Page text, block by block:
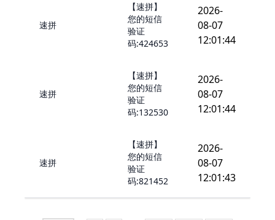
速拼
【速拼】
您的短信
验证
码:424653
2026-
08-07
12:01:44
速拼
【速拼】
您的短信
验证
码:132530
2026-
08-07
12:01:44
速拼
【速拼】
您的短信
验证
码:821452
2026-
08-07
12:01:43